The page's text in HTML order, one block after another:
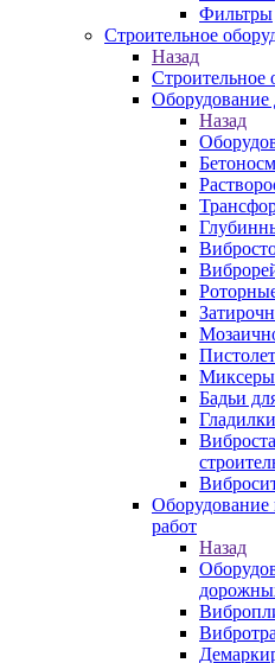
Фильтры
Строительное
Назад
Строительное
Оборудование
Назад
Миксеры
Бадьи
работ
Назад